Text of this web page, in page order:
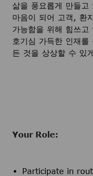
삶을 풍요롭게 만들
마음이 되어 고객, 환
가능함을 위해 힘쓰
호기심 가득한 인재를
든 것을 상상할 수 있
Your Role:
Participate in